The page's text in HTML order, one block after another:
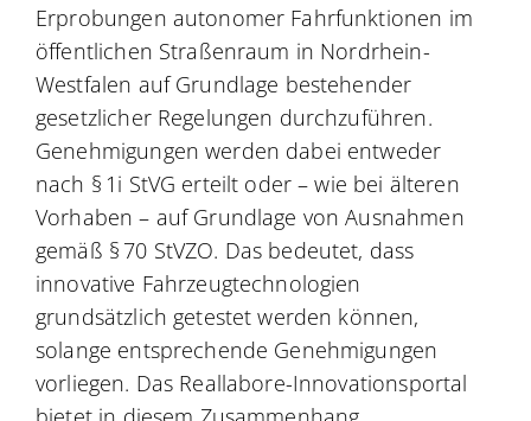
Erprobungen autonomer Fahrfunktionen im
öffentlichen Straßenraum in Nordrhein-
Westfalen auf Grundlage bestehender
gesetzlicher Regelungen durchzuführen.
Genehmigungen werden dabei entweder
nach § 1i StVG erteilt oder – wie bei älteren
Vorhaben – auf Grundlage von Ausnahmen
gemäß § 70 StVZO. Das bedeutet, dass
innovative Fahrzeugtechnologien
grundsätzlich getestet werden können,
solange entsprechende Genehmigungen
vorliegen. Das Reallabore-Innovationsportal